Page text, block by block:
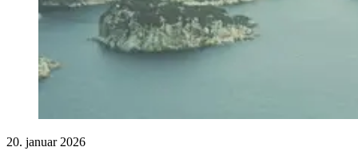
20. januar 2026